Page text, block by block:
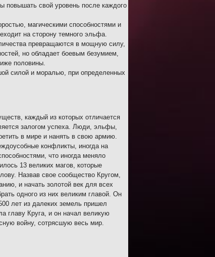
повышать свой уровень после каждого
магическими способностями и
на сторону темного эльфа.
превращаются в мощную силу,
но обладает боевым безумием,
половины.
силой и моралью, при определенных
каждый из которых отличается
залогом успеха. Люди, эльфы,
в мире и нанять в свою армию.
конфликты, иногда на
что иногда меняло
13 великих магов, которые
Назвав свое сообщество Кругом,
и начать золотой век для всех
одного из них великим главой. Он
лет из далеких земель пришел
главу Круга, и он начал великую
войну, сотрясшую весь мир.